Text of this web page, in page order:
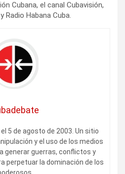
Cubana, el canal Cubavisión,
Radio Habana Cuba.
5 de agosto de 2003. Un sitio
y el uso de los medios
generar guerras, conflictos y
perpetuar la dominación de los